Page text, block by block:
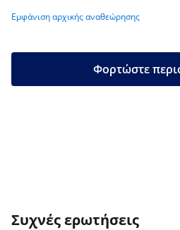
Εμφάνιση αρχικής αναθεώρησης
Φορτώστε
Συχνές ερωτήσεις